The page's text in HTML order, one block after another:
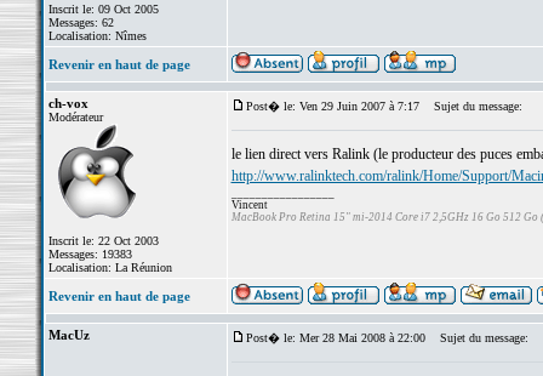
Inscrit le: 09 Oct 2005
Messages: 62
Localisation: Nîmes
Revenir en haut de page
ch-vox
Modérateur
Inscrit le: 22 Oct 2003
Messages: 19383
Localisation: La Réunion
Post� le: Ven 29 Juin 2007 à 7:17 Sujet du message:
le lien direct vers Ralink (le producteur des puces
http://www.ralinktech.com/ralink/Home/Support/
Vincent
MacBook Pro Retina 15" mi-2014 Core i7 2,5GHz 16 Go 512 Go
Revenir en haut de page
MacUz Post� le: Mer 28 Mai 2008 à 22:00 Sujet du message: